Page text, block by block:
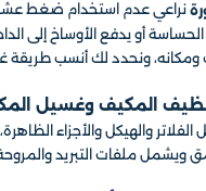
نراعي عدم استخدام ضغط
الحساسة أو يدفع الأوساخ إلى
ومكانه، ونحدد لك أنسب طريقة
المكيف وغسيل
والهيكل والأجزاء الظاهرة،
ويشمل ملفات التبريد